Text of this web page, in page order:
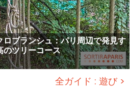
ブランシュ：パリ周辺で発見す
のツリーコース
全ガイド : 遊び >